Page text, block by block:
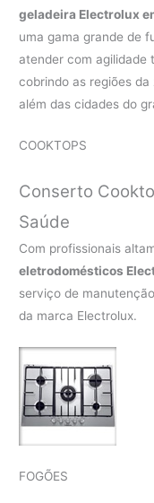
geladeira Electrolux
uma gama grande de
atender com agilidade
cobrindo as regiões
além das cidades do
COOKTOPS
Conserto
Saúde
Com profissionais
eletrodomésticos
serviço de
da marca Electrolux.
FOGÕES